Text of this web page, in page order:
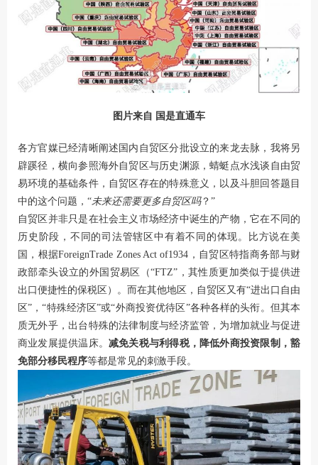
图片来自 国是直通车
各方官媒已经清晰阐述国内自贸区分批设立的来龙去脉，我将另
辟蹊径，横向参照海外自贸区与历史渊源，蜻蜓点水浅谈自由贸
易环境的基础条件，自贸区存在的特殊意义，以及斗胆回答题目
中的这个问题，“未来还需要更多自贸区吗？”
自贸区并非只是在社会主义市场经济中诞生的产物，它在不同的
历史阶段，不同的司法管辖区中有着不同的体现。比方说在美
国，根据ForeignTrade Zones Act of1934，自贸区特指商务部与财
政部牵头设立的外国贸易区（“FTZ”，其性质更加类似于提供进
出口便捷性的保税区）。而在其他地区，自贸区又有“进出口自由
区”，“特殊经济区”或“外商投资优待区”各种各样的头衔。但其本
质无外乎，出台特殊的法律制度与经济监管，为增加就业与促进
商业发展提供温床。 减免关税与利得税，降低外商投资限制，豁
免部分移民程序等都是常见的刺激手段。